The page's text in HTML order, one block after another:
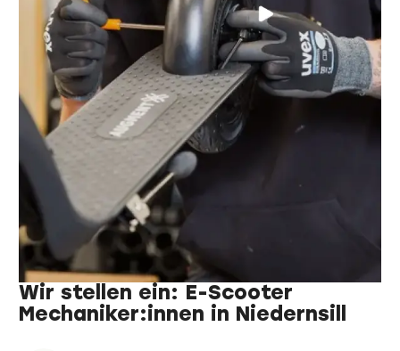
Wir stellen ein: E-Scooter
Mechaniker:innen in Niedernsill